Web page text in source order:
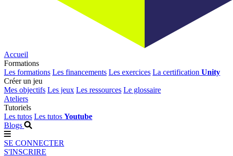
Accueil
Formations
Les formations Les financements Les exercices La certification Unity
Créer un jeu
Mes objectifs Les jeux Les ressources Le glossaire
Ateliers
Tutoriels
Les tutos Les tutos Youtube
Blogs
SE CONNECTER
S'INSCRIRE